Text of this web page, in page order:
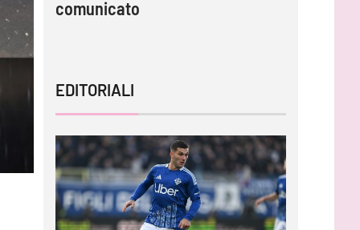
comunicato
EDITORIALI